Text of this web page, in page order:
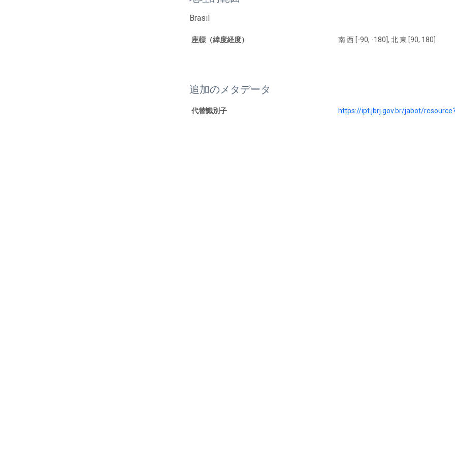
Brasil
座標（緯度経度） 南 西 [-90, -180], 北 東 [90, 180]
追加のメタデータ
代替識別子 https://ipt.jbrj.gov.br/jabot/